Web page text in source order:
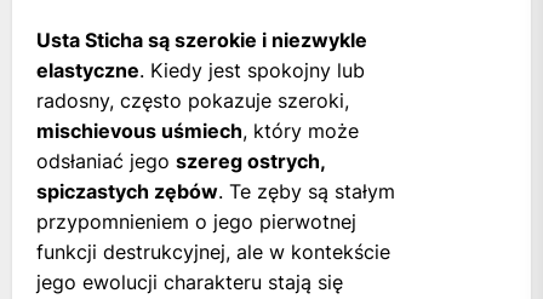
Usta Sticha są szerokie i niezwykle
elastyczne. Kiedy jest spokojny lub
radosny, często pokazuje szeroki,
mischievous uśmiech, który może
odsłaniać jego szereg ostrych,
spiczastych zębów. Te zęby są stałym
przypomnieniem o jego pierwotnej
funkcji destrukcyjnej, ale w kontekście
jego ewolucji charakteru stają się